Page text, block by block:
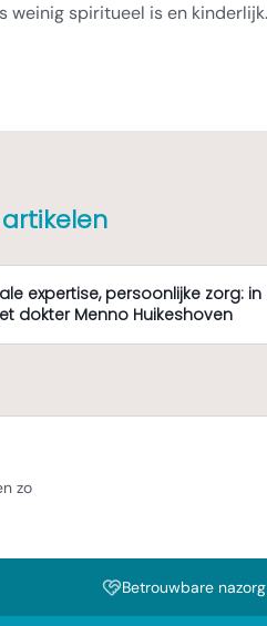
weinig spiritueel is en kinderlijk.
expertise, persoonlijke zorg: in
dokter Menno Huikeshoven
zo
Betrouwbare nazorg